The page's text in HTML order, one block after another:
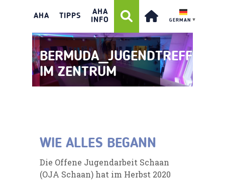
AHA TIPPS
AHA
INFO
GERMAN ▼
BERMUDA_JUGENDTREFF
IM ZENTRUM
WIE ALLES BEGANN
Die Offene Jugendarbeit Schaan
(OJA Schaan) hat im Herbst 2020